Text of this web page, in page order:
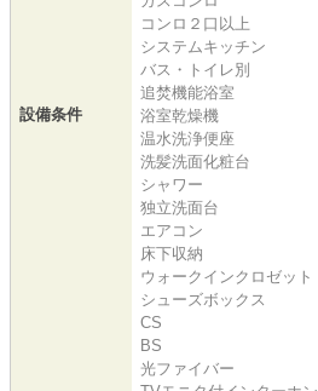
設備条件
コンロ２口以上
システムキッチン
バス・トイレ別
追焚機能浴室
浴室乾燥機
温水洗浄便座
洗髪洗面化粧台
シャワー
独立洗面台
エアコン
床下収納
ウォークインクロゼット
シューズボックス
CS
BS
光ファイバー